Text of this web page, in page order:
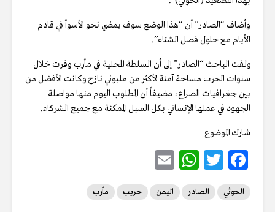
وأضاف “الصادر” أن “هذا الوضع سوف يمضي نحو الأسوأ في قادم
الأيام مع حلول فصل الشتاء”.
ولفت الباحث “الصادر” إلى أن السلطة المحلية في مأرب وفرت خلال
سنوات الحرب مساحة آمنة لأكثر من مليوني نازح وكانت الأفضل من
بين جغرافيات الصراع، مضيفاً أن المطلوب اليوم منها مواصلة
الجهود في عملها الإنساني بكل السبل الممكنة مع جميع الشركاء.
شارك الموضوع
F
ac
e
T
w
it
W
h
at
m
ai
الحوثي الصادر اليمن حريب مأرب